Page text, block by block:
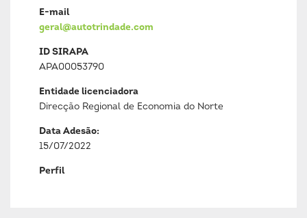
E-mail
geral@autotrindade.com
ID SIRAPA
APA00053790
Entidade licenciadora
Direcção Regional de Economia do Norte
Data Adesão:
15/07/2022
Perfil